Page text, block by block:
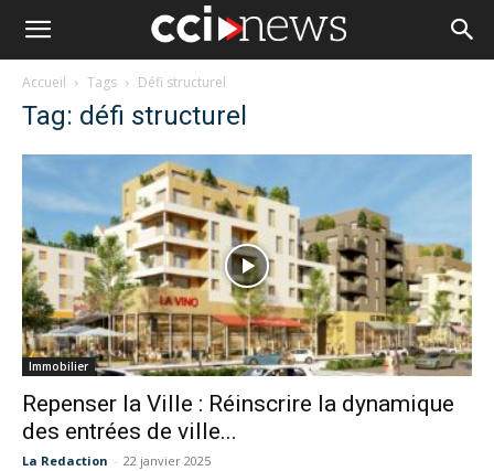
Accueil Tags Défi structurel
Tag: défi structurel
Immobilier
Repenser la Ville : Réinscrire la dynamique
des entrées de ville...
La Redaction - 22 janvier 2025